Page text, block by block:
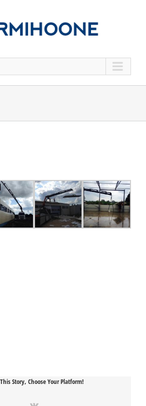
Story, Choose Your Platform!